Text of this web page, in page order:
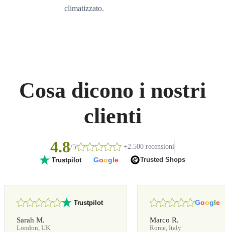
climatizzato.
Cosa dicono i nostri
clienti
4.8/5 +2.500 recensioni
Trustpilot Google Trusted Shops
Trustpilot
Sarah M.
London, UK
Google
Marco R.
Rome, Italy